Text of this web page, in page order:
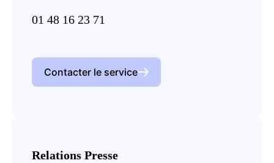
01 48 16 23 71
Contacter le service
Relations Presse